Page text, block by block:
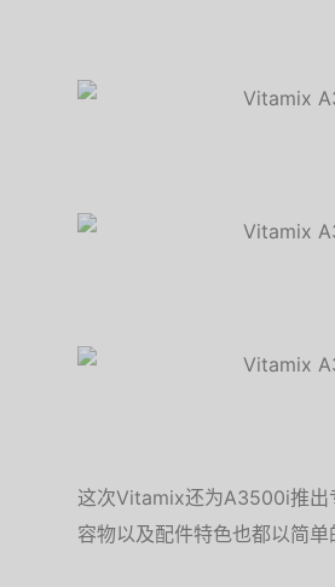
这次Vitamix还为A3500i推出
容物以及配件特色也都以简